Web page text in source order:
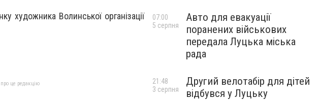
художника Волинської організації
це редакцію
Авто для евакуації
поранених військових
передала Луцька міська
рада
07:00
5 серпня
Другий велотабір для дітей
відбувся у Луцьку
21:48
3 серпня